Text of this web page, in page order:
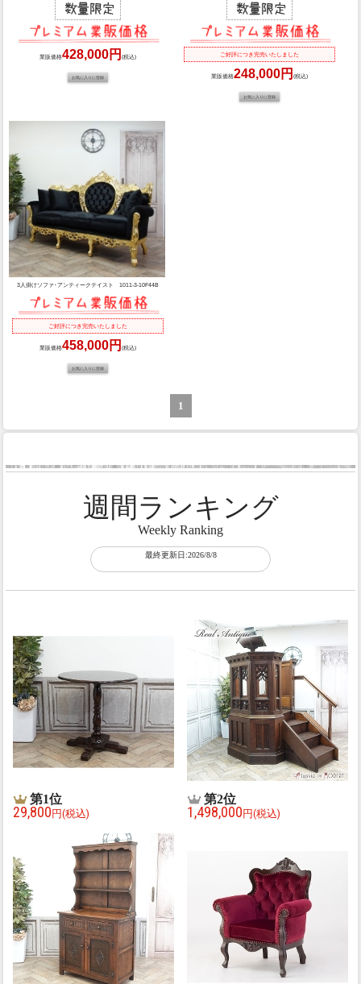
業販価格428,000円(税込) ご好評につき完売いたしました
業販価格248,000円 (税込)
3人掛けソファ･アンティークテイスト 1011-3-10F44B
ご好評につき完売いたしました
業販価格458,000円(税込)
1
週間ランキング
Weekly Ranking
最終更新日:2026/8/8
第1位
29,800 円(税込)
第2位
1,498,000 円(税込)